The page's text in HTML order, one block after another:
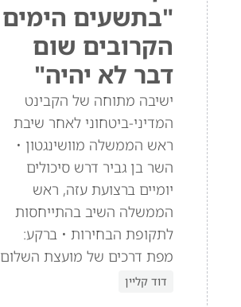
"בתשעים הימים
הקרובים שום
דבר לא יהיה"
ישיבה מתוחה של הקבינט
המדיני-ביטחוני לאחר שיבת
ראש הממשלה מוושינגטון •
השר בן גביר דרש סיכולים
יומיים ברצועת עזה, ראש
הממשלה השיב בהתייחסות
לתקופת הבחירות • ברקע:
מפת דרכים של מועצת השלום
דוד קליין